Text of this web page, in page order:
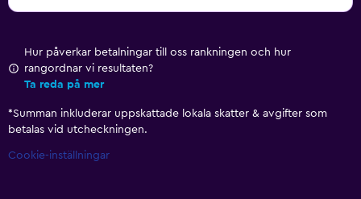
Hur påverkar betalningar till oss rankningen och hur
rangordnar vi resultaten?
Ta reda på mer
*Summan inkluderar uppskattade lokala skatter & avgifter som
betalas vid utcheckningen.
Cookie-inställningar